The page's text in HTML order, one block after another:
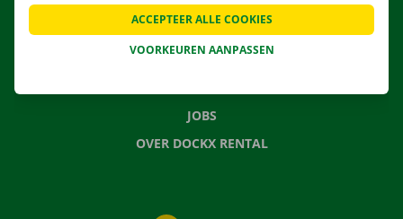
CONTACTEER ONS
VEELGESTELDE VRAGEN
NIEUWS
JOBS
OVER DOCKX RENTAL
VOORKEUREN AANPASSEN
ACCEPTEER ALLE COOKIES